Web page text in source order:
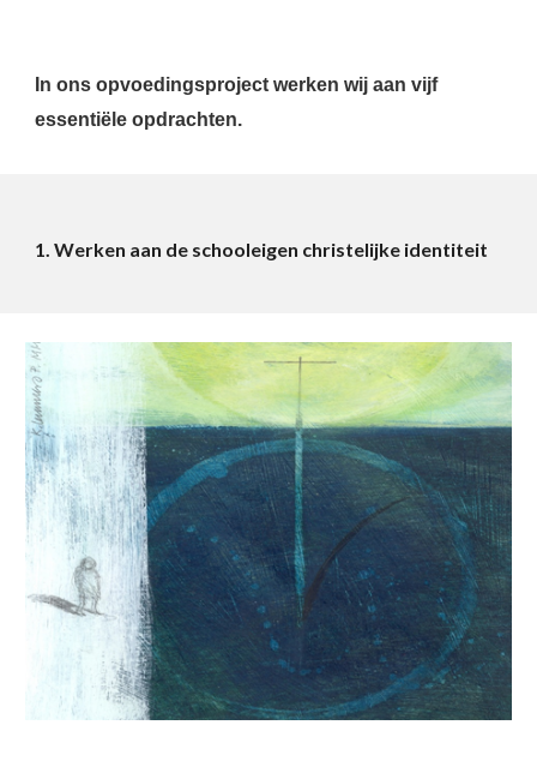
In ons opvoedingsproject werken wij aan vijf
essentiële opdrachten.
1. Werken aan de schooleigen christelijke identiteit